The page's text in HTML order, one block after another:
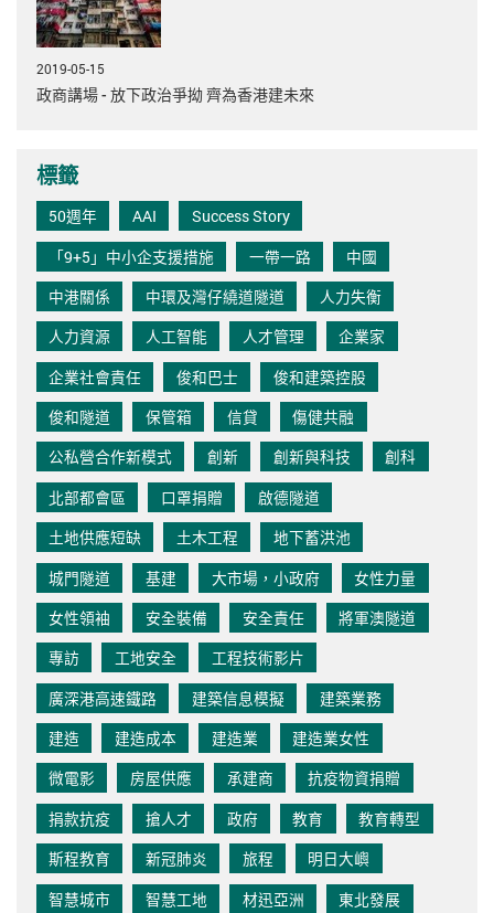
2019-05-15
政商講場 - 放下政治爭拗 齊為香港建未來
標籤
50週年 AAI
Success Story
「9+5」中小企支援措施
一帶一路
中國
中港關係
中環及灣仔繞道隧道
人力失衡
人力資源
人工智能 人才管理
企業家
企業社會責任
俊和巴士
俊和建築控股
俊和隧道
保管箱 信貸
傷健共融
公私營合作新模式
創新 創新與科技
創科
北部都會區
口罩捐贈
啟德隧道
土地供應短缺
土木工程
地下蓄洪池
城門隧道
基建 大市場，小政府
女性力量
女性領袖
安全裝備 安全責任
將軍澳隧道
專訪
工地安全
工程技術影片
廣深港高速鐵路
建築信息模擬
建築業務
建造
建造成本 建造業
建造業女性
微電影
房屋供應 承建商
抗疫物資捐贈
捐款抗疫
搶人才 政府 教育
教育轉型
斯程教育
新冠肺炎 旅程
明日大嶼
智慧城市
智慧工地 材迅亞洲
東北發展